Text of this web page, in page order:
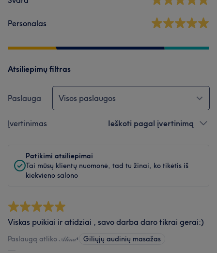
Personalas
Atsiliepimų filtras
Paslauga Visos paslaugos
Įvertinimas Ieškoti pagal įvertinimą
Patikimi atsiliepimai
Tai mūsų klientų nuomonė, tad tu žinai, ko tikėtis iš
kiekvieno salono
Viskas puikiai ir atidziai , savo darba daro tikrai gerai:)
Paslaugą atliko 𝒜𝓁𝒾𝓃𝒶• Giliųjų audinių masažas